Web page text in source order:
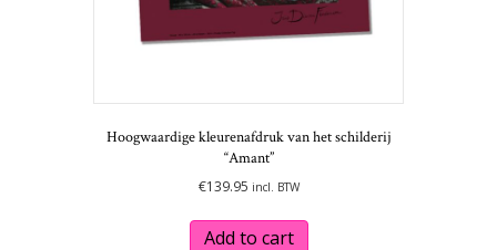
Hoogwaardige kleurenafdruk van het schilderij
“Amant”
€139.95 incl. BTW
Add to cart